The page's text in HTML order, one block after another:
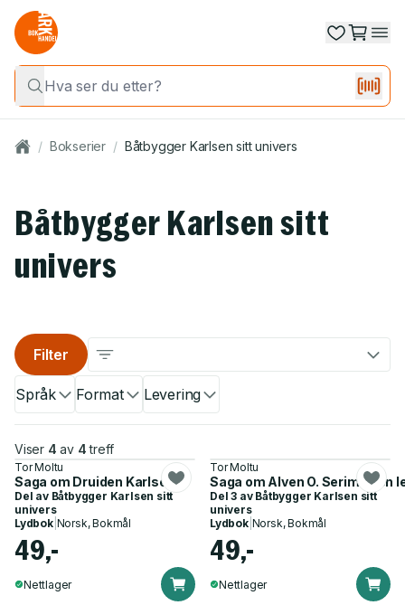
/ Bokserier / Båtbygger Karlsen sitt univers
Båtbygger Karlsen sitt
univers
Språk Format Levering
Filter
Viser 4 av 4 treff
Tor Moltu
Saga om Druiden Karlsen
Del av Båtbygger Karlsen sitt
univers
Lydbok| Norsk, Bokmål
49,-
Nettlager
Tor Moltu
Saga om Alven O. Serimli - en
Del 3 av Båtbygger Karlsen sitt
univers
Lydbok| Norsk, Bokmål
49,-
Nettlager